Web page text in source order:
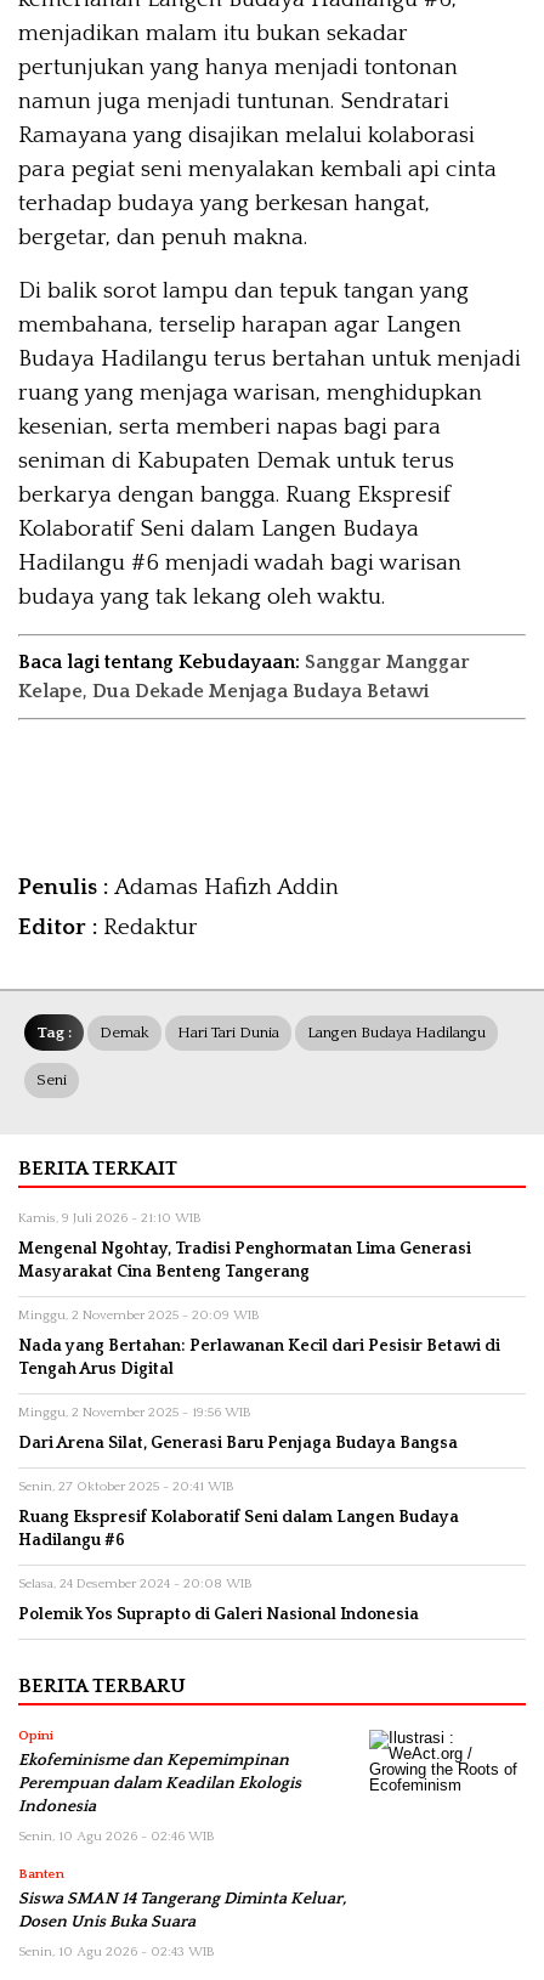
menjadikan malam itu bukan sekadar
pertunjukan yang hanya menjadi tontonan
namun juga menjadi tuntunan. Sendratari
Ramayana yang disajikan melalui kolaborasi
para pegiat seni menyalakan kembali api cinta
terhadap budaya yang berkesan hangat,
bergetar, dan penuh makna.
Di balik sorot lampu dan tepuk tangan yang
membahana, terselip harapan agar Langen
Budaya Hadilangu terus bertahan untuk menjadi
ruang yang menjaga warisan, menghidupkan
kesenian, serta memberi napas bagi para
seniman di Kabupaten Demak untuk terus
berkarya dengan bangga. Ruang Ekspresif
Kolaboratif Seni dalam Langen Budaya
Hadilangu #6 menjadi wadah bagi warisan
budaya yang tak lekang oleh waktu.
Baca lagi tentang Kebudayaan: Sanggar Manggar
Kelape, Dua Dekade Menjaga Budaya Betawi
Penulis : Adamas Hafizh Addin
Editor : Redaktur
Tag : Demak Hari Tari Dunia Langen Budaya Hadilangu
Seni
BERITA TERKAIT
Kamis, 9 Juli 2026 - 21:10 WIB
Mengenal Ngohtay, Tradisi Penghormatan Lima Generasi
Masyarakat Cina Benteng Tangerang
Minggu, 2 November 2025 - 20:09 WIB
Nada yang Bertahan: Perlawanan Kecil dari Pesisir Betawi di
Tengah Arus Digital
Minggu, 2 November 2025 - 19:56 WIB
Dari Arena Silat, Generasi Baru Penjaga Budaya Bangsa
Senin, 27 Oktober 2025 - 20:41 WIB
Ruang Ekspresif Kolaboratif Seni dalam Langen Budaya
Hadilangu #6
Selasa, 24 Desember 2024 - 20:08 WIB
Polemik Yos Suprapto di Galeri Nasional Indonesia
BERITA TERBARU
Opini
Ekofeminisme dan Kepemimpinan
Perempuan dalam Keadilan Ekologis
Indonesia
Senin, 10 Agu 2026 - 02:46 WIB
Banten
Siswa SMAN 14 Tangerang Diminta Keluar,
Dosen Unis Buka Suara
Senin, 10 Agu 2026 - 02:43 WIB